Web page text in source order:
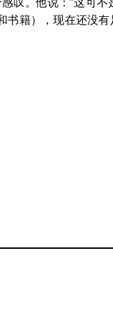
书籍），现在还没有